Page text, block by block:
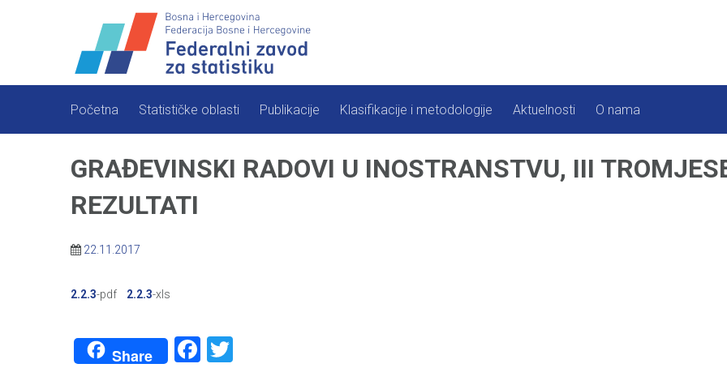
Početna Statističke oblasti Publikacije Klasifikacije i metodologije Aktuelnosti O nama
GRAĐEVINSKI RADOVI U INOSTRANSTVU, III
REZULTATI
22.11.2017
2.2.3-pdf 2.2.3-xls
Share Facebook